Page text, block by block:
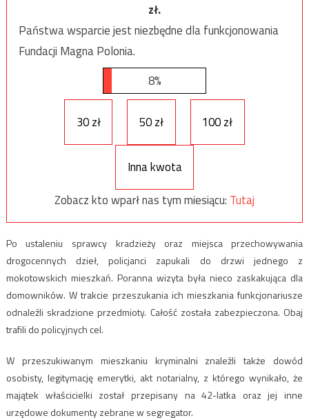
zł.
Państwa wsparcie jest niezbędne dla funkcjonowania
Fundacji Magna Polonia.
8%
30 zł 50 zł 100 zł
Inna kwota
Zobacz kto wparł nas tym miesiącu: Tutaj
Po ustaleniu sprawcy kradzieży oraz miejsca przechowywania
drogocennych dzieł, policjanci zapukali do drzwi jednego z
mokotowskich mieszkań. Poranna wizyta była nieco zaskakująca dla
domowników. W trakcie przeszukania ich mieszkania funkcjonariusze
odnaleźli skradzione przedmioty. Całość została zabezpieczona. Obaj
trafili do policyjnych cel.
W przeszukiwanym mieszkaniu kryminalni znaleźli także dowód
osobisty, legitymację emerytki, akt notarialny, z którego wynikało, że
majątek właścicielki został przepisany na 42-latka oraz jej inne
urzędowe dokumenty zebrane w segregator.